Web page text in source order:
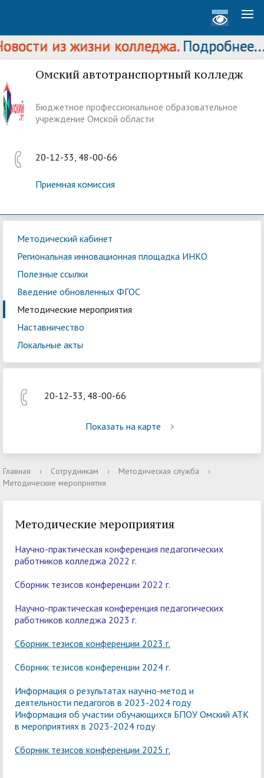
из жизни колледжа.Подробнее...
Омский автотранспортный колледж
Бюджетное профессиональное образовательное
учреждение Омской области
20-12-33, 48-00-66
Приемная комиссия
Методический кабинет
Региональная инновационная площадка ИНКО
Полезные ссылки
Введение обновленных ФГОС
Методические мероприятия
Наставничество
Локальные акты
20-12-33, 48-00-66
Показать на карте
Главная › Сотрудникам › Методическая служба
›
Методические мероприятия
Методические мероприятия
Научно-практическая конференция педагогических
работников колледжа 2022 г.
Сборник тезисов конференции 2022 г.
Научно-практическая конференция педагогических
работников колледжа 2023 г.
Сборник тезисов конференции 2023 г.
Сборник тезисов конференции 2024 г.
Информация о результатах научно-метод и
деятельности педагогов в 2023-2024 году
Информация об участии обучающихся БПОУ Омский АТК
в мероприятиях в 2023-2024 году
Сборник тезисов конференции 2025 г.